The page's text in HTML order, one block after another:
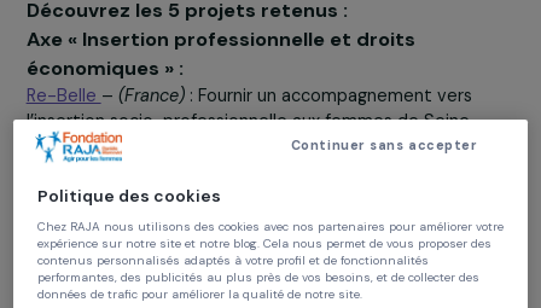
27 janvier 2025
Découvrez les 5 projets retenus :
Axe « Insertion professionnelle et droits
économiques » :
Re-Belle–(France): Fournir un accompagnement vers
l’insertion socio-professionnelle aux femmes de Seine-
Saint-Denis tout en luttant contre le gaspillage
alimentaire.
Continuer sans accepter